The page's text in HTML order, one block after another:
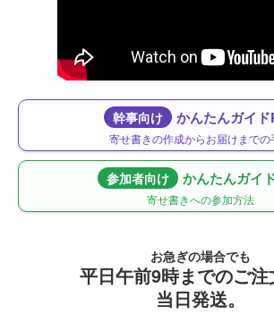
幹事向け かんたんガイ
寄せ書きの作成からお届けまでの
参加者向け かんたんガイ
寄せ書きへの参加方法
お急ぎの場合でも
平日午前9時までのご注
当日発送。